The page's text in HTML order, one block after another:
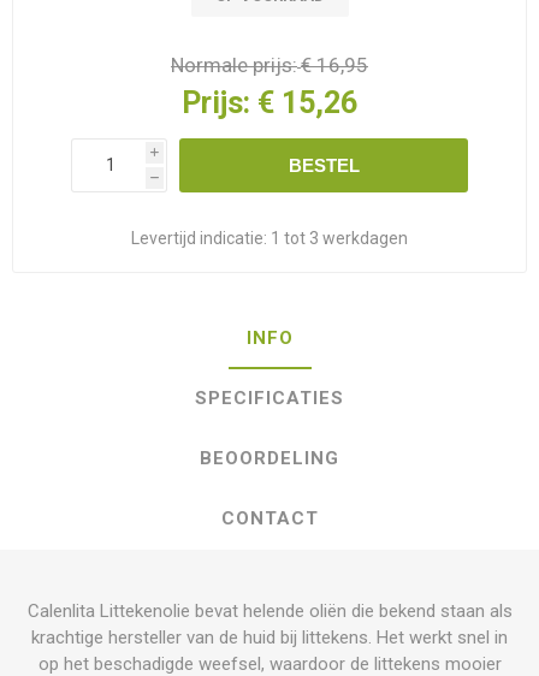
Normale prijs:€ 16,95
Prijs: € 15,26
i
h
BESTEL
Levertijd indicatie: 1 tot 3 werkdagen
INFO
SPECIFICATIES
BEOORDELING
CONTACT
Calenlita Littekenolie bevat helende oliën die bekend staan als
krachtige hersteller van de huid bij littekens. Het werkt snel in
op het beschadigde weefsel, waardoor de littekens mooier